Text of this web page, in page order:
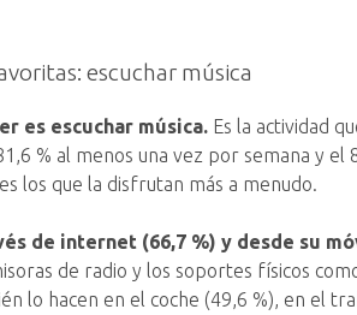
escuchar música
es escuchar música. Es la actividad
% al menos una vez por semana y
los que la disfrutan más a menudo.
de internet (66,7 %) y desde su
de radio y los soportes físicos
lo hacen en el coche (49,6 %), en el